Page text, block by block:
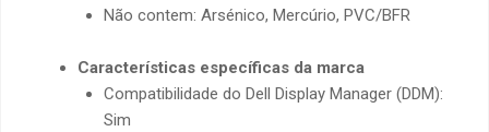
Não contem: Arsénico, Mercúrio, PVC/BFR
Características específicas da marca
Compatibilidade do Dell Display Manager (DDM):
Sim